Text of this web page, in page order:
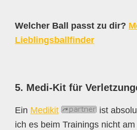
Welcher Ball passt zu dir?
Lieblingsballfinder
5. Medi-Kit für
Ein Medikit
ist
ich es beim Trainings nicht